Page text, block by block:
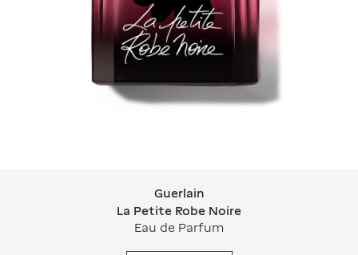
Guerlain La Petite Robe Noire
Guerlain
La Petite Robe Noire
Eau de Parfum